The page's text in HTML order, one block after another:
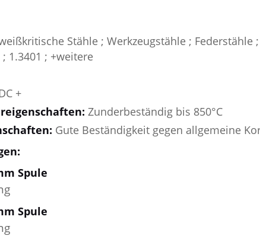
Stähle ; Werkzeugstähle ;
1.3401 ; +weitere
+
Zunderbeständig bis 850°C
Gute Beständigkeit gegen allgemeine
Spule
Spule